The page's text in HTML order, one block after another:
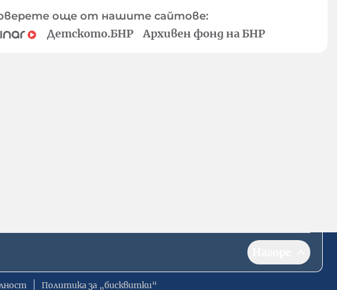
още от нашите сайтове:
Детското.БНР Архивен фонд на БНР
Политика за „бисквитки“